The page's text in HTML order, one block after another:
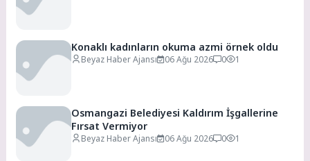
Konaklı kadınların okuma azmi örnek oldu
Beyaz Haber Ajansı 06 Ağu 2026 0 1
Osmangazi Belediyesi Kaldırım İşgallerine
Fırsat Vermiyor
Beyaz Haber Ajansı 06 Ağu 2026 0 1